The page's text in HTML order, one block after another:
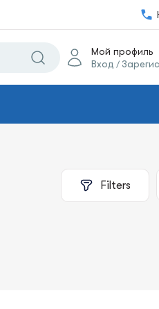
Мой профиль
Вход /
Filters